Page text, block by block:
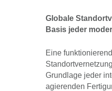
Globale
Basis jeder
Eine
Grundlage jeder
agierenden